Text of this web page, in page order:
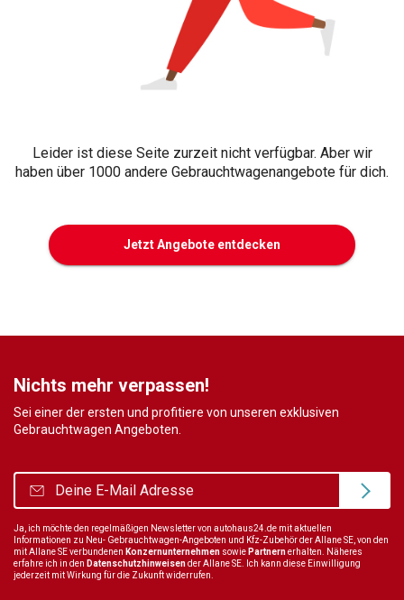
Leider ist diese Seite zurzeit nicht verfügbar. Aber wir
haben über 1000 andere Gebrauchtwagenangebote für dich.
Jetzt Angebote entdecken
Nichts mehr verpassen!
Sei einer der ersten und profitiere von unseren exklusiven
Gebrauchtwagen Angeboten.
Ja, ich möchte den regelmäßigen Newsletter von autohaus24.de mit aktuellen
Informationen zu Neu- Gebrauchtwagen-Angeboten und Kfz-Zubehör der Allane SE, von den
mit Allane SE verbundenen Konzernunternehmen sowie Partnernerhalten. Näheres
erfahre ich in den Datenschutzhinweisender Allane SE. Ich kann diese Einwilligung
jederzeit mit Wirkung für die Zukunft widerrufen.